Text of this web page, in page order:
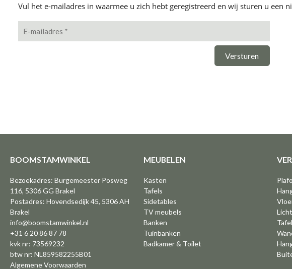
Vul het e-mailadres in waarmee u zich hebt geregistreerd en wij sturen u een
Versturen
BOOMSTAMWINKEL
Bezoekadres: Burgemeester Posweg
116, 5306 GG Brakel
Postadres: Hovendsedijk 45, 5306 AH
Brakel
info@boomstamwinkel.nl
+31 6 20 86 87 78
kvk nr: 73569232
btw nr: NL859582255B01
Algemene Voorwaarden
MEUBELEN
Kasten
Tafels
Sidetables
TV meubels
Banken
Tuinbanken
Badkamer & Toilet